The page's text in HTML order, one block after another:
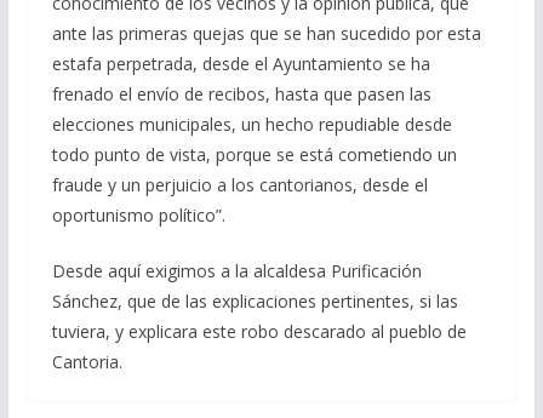
ante las primeras quejas que se han sucedido por esta
estafa perpetrada, desde el Ayuntamiento se ha
frenado el envío de recibos, hasta que pasen las
elecciones municipales, un hecho repudiable desde
todo punto de vista, porque se está cometiendo un
fraude y un perjuicio a los cantorianos, desde el
oportunismo político”.
Desde aquí exigimos a la alcaldesa Purificación
Sánchez, que de las explicaciones pertinentes, si las
tuviera, y explicara este robo descarado al pueblo de
Cantoria.